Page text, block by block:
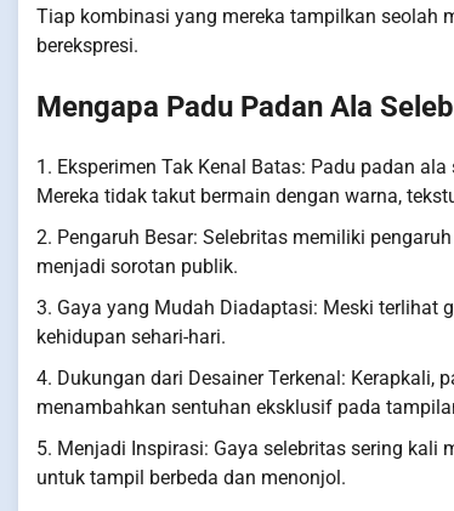
Tiap kombinasi yang mereka tampilkan seolah
berekspresi.
Mengapa Padu Padan Ala
1. Eksperimen Tak Kenal Batas: Padu padan
Mereka tidak takut bermain dengan warna,
2. Pengaruh Besar: Selebritas memiliki
menjadi sorotan publik.
3. Gaya yang Mudah Diadaptasi: Meski terlihat
kehidupan sehari-hari.
4. Dukungan dari Desainer Terkenal: Kerapkali,
menambahkan sentuhan eksklusif pada
5. Menjadi Inspirasi: Gaya selebritas sering
untuk tampil berbeda dan menonjol.